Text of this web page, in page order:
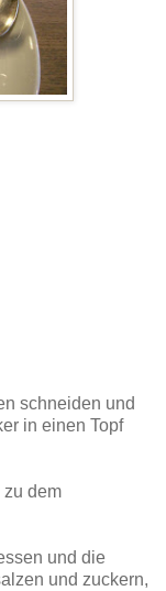
schneiden und
in einen Topf
zu dem
und die
und zuckern,